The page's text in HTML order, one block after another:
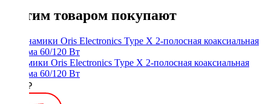
С этим товаром покупают
Динамики Oris Electronics Type X 2-полосная коаксиальная
система 60/120 Вт
7100 ₽